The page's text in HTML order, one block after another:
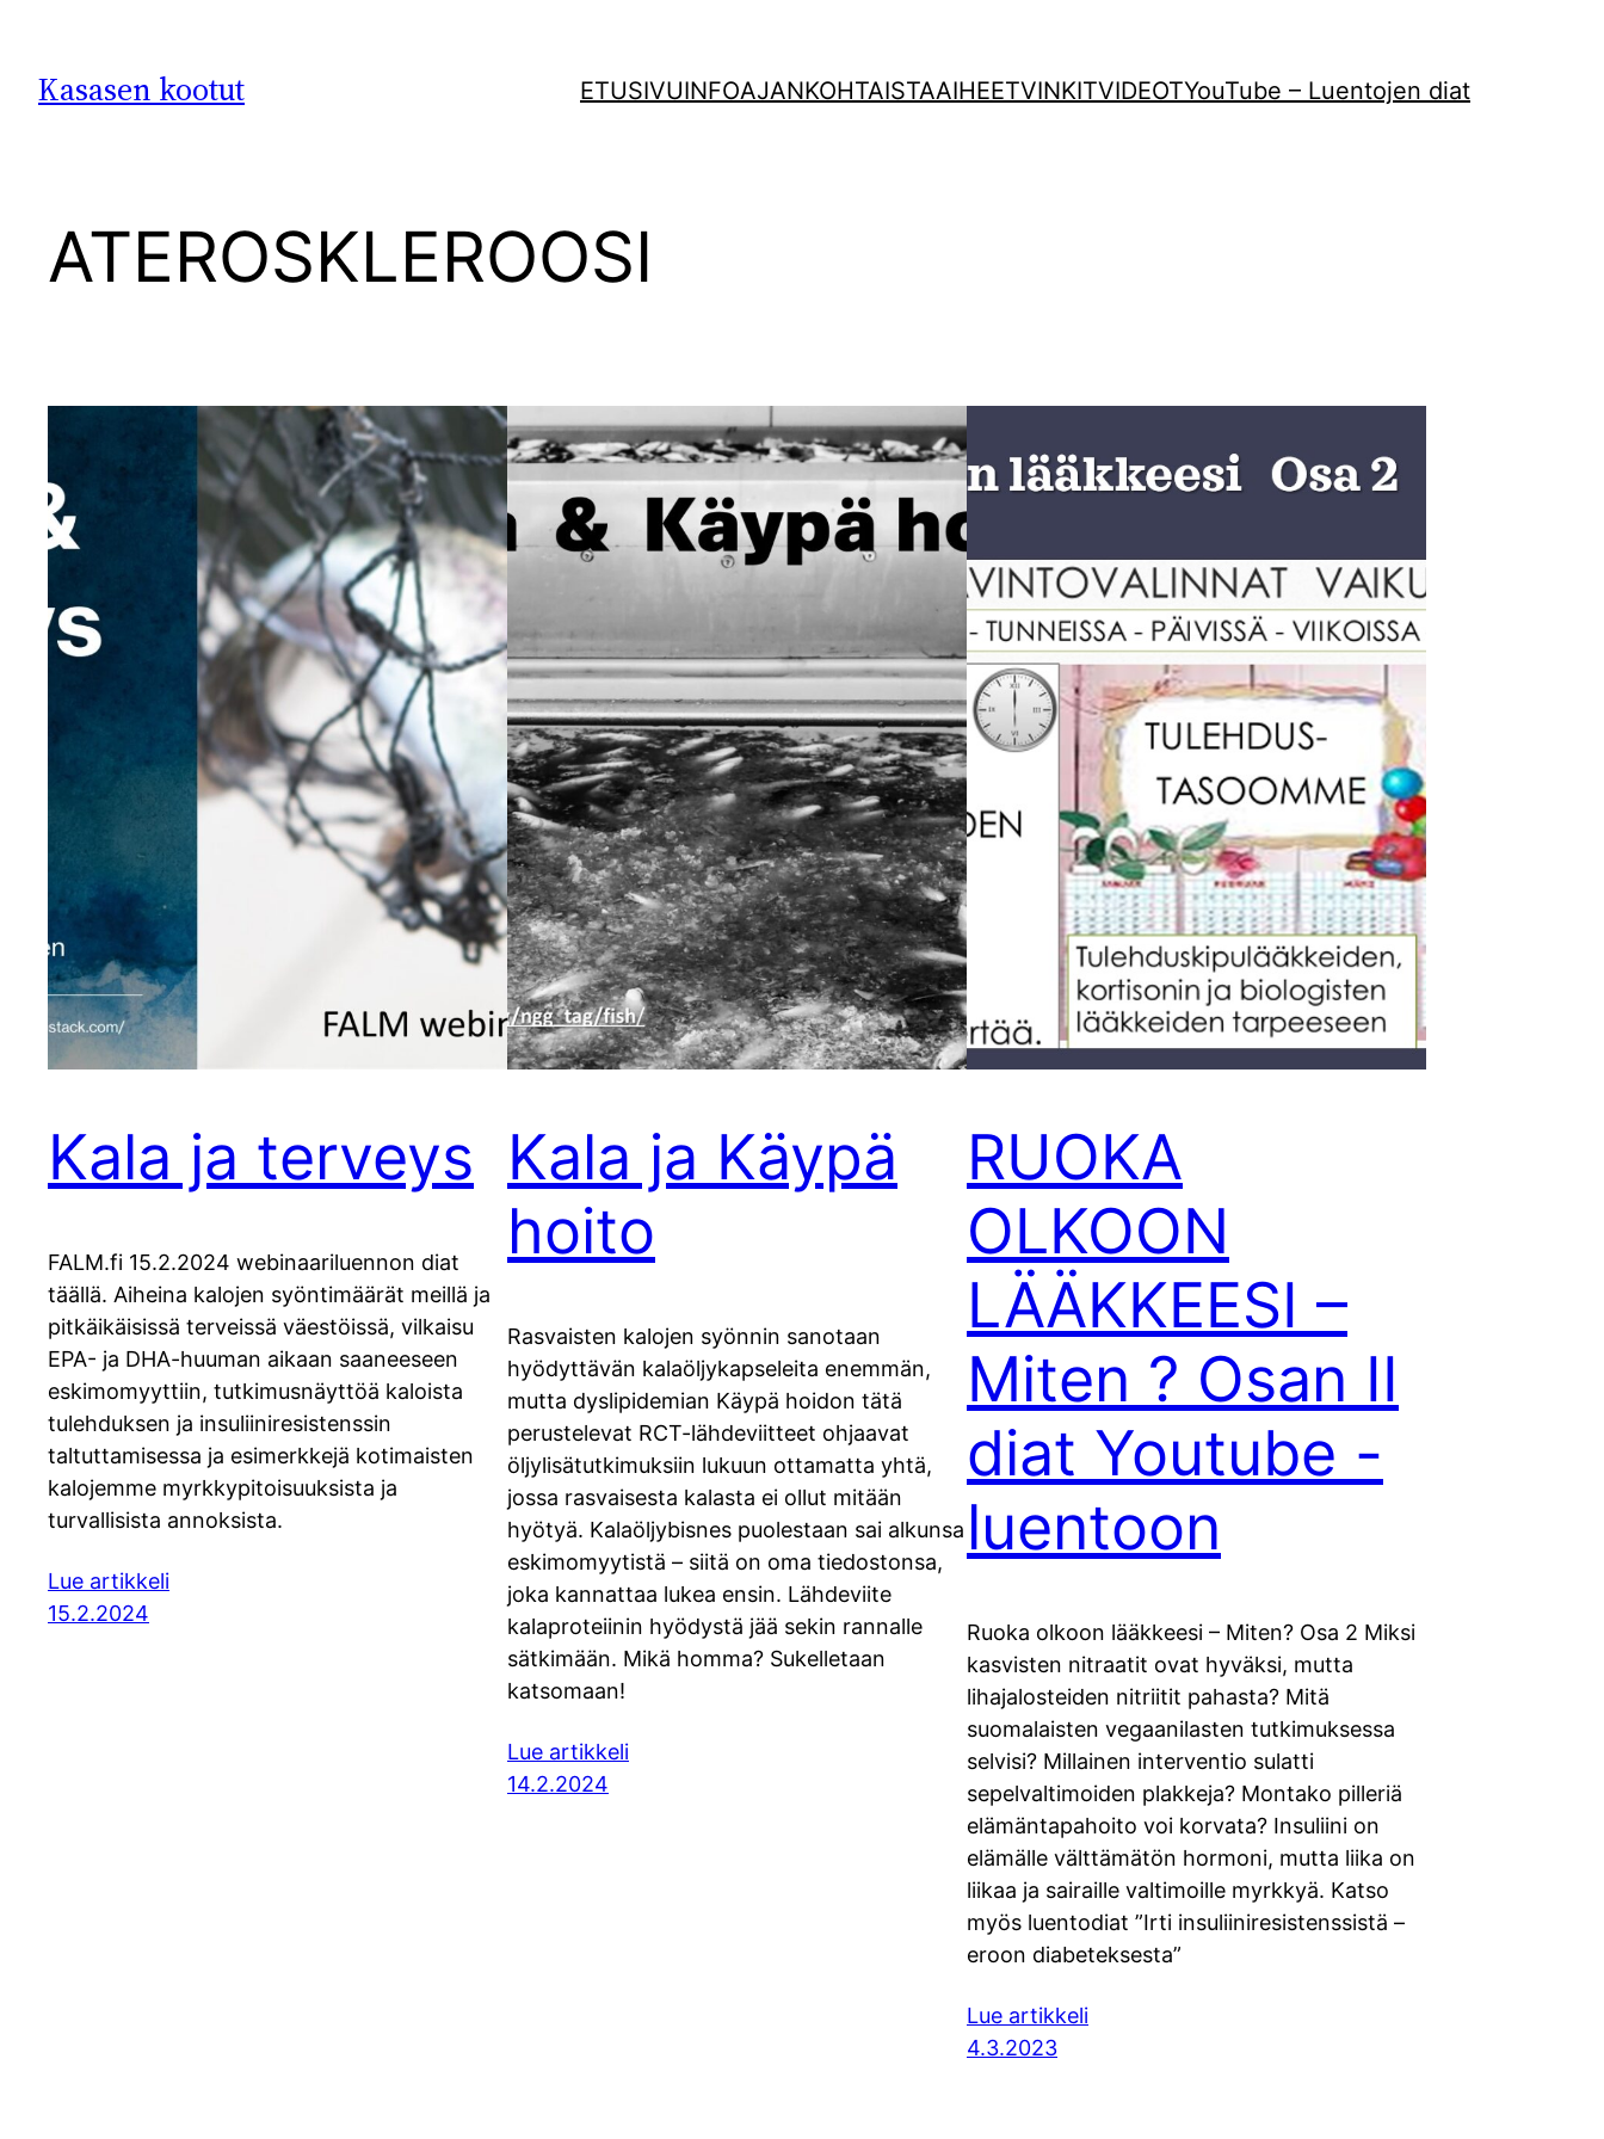
Kasasen kootut ETUSIVUINFOAJANKOHTAISTAAIHEETVINKITVIDEOTYouTube – Luentojen diat
ATEROSKLEROOSI
Kala ja terveys
FALM.fi 15.2.2024 webinaariluennon diat
täällä. Aiheina kalojen syöntimäärät meillä ja
pitkäikäisissä terveissä väestöissä, vilkaisu
EPA- ja DHA-huuman aikaan saaneeseen
eskimomyyttiin, tutkimusnäyttöä kaloista
tulehduksen ja insuliiniresistenssin
taltuttamisessa ja esimerkkejä kotimaisten
kalojemme myrkkypitoisuuksista ja
turvallisista annoksista.
Lue artikkeli
15.2.2024
Kala ja Käypä
hoito
Rasvaisten kalojen syönnin sanotaan
hyödyttävän kalaöljykapseleita enemmän,
mutta dyslipidemian Käypä hoidon tätä
perustelevat RCT-lähdeviitteet ohjaavat
öljylisätutkimuksiin lukuun ottamatta yhtä,
jossa rasvaisesta kalasta ei ollut mitään
hyötyä. Kalaöljybisnes puolestaan sai alkunsa
eskimomyytistä – siitä on oma tiedostonsa,
joka kannattaa lukea ensin. Lähdeviite
kalaproteiinin hyödystä jää sekin rannalle
sätkimään. Mikä homma? Sukelletaan
katsomaan!
Lue artikkeli
14.2.2024
RUOKA
OLKOON
LÄÄKKEESI –
Miten ? Osan II
diat Youtube -
luentoon
Ruoka olkoon lääkkeesi – Miten? Osa 2 Miksi
kasvisten nitraatit ovat hyväksi, mutta
lihajalosteiden nitriitit pahasta? Mitä
suomalaisten vegaanilasten tutkimuksessa
selvisi? Millainen interventio sulatti
sepelvaltimoiden plakkeja? Montako pilleriä
elämäntapahoito voi korvata? Insuliini on
elämälle välttämätön hormoni, mutta liika on
liikaa ja sairaille valtimoille myrkkyä. Katso
myös luentodiat ”Irti insuliiniresistenssistä –
eroon diabeteksesta”
Lue artikkeli
4.3.2023